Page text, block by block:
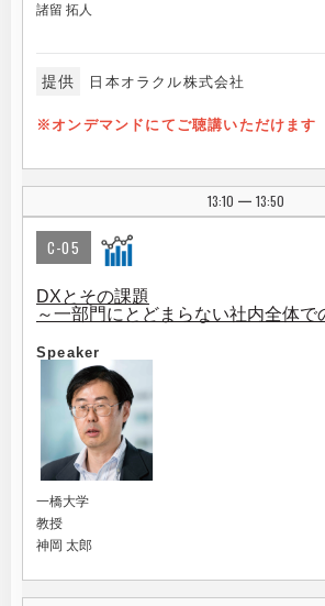
諸留 拓人
提供 日本オラクル株式会社
※オンデマンドにてご聴講いただけます
13:10 | 13:50
C-05
DXとその課題
～一部門にとどまらない社内全体で
Speaker
一橋大学
教授
神岡 太郎